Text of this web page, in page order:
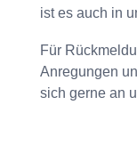
ist es auch in
Für
Anregungen
sich gerne an